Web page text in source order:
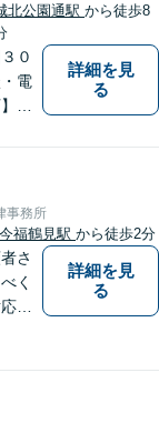
北公園通駅から徒歩8
０
電
１
談
婚問
、
問
詳細を見
る
事務所
今福鶴見駅 から徒歩2分
さ
く
い
詳細を見
る